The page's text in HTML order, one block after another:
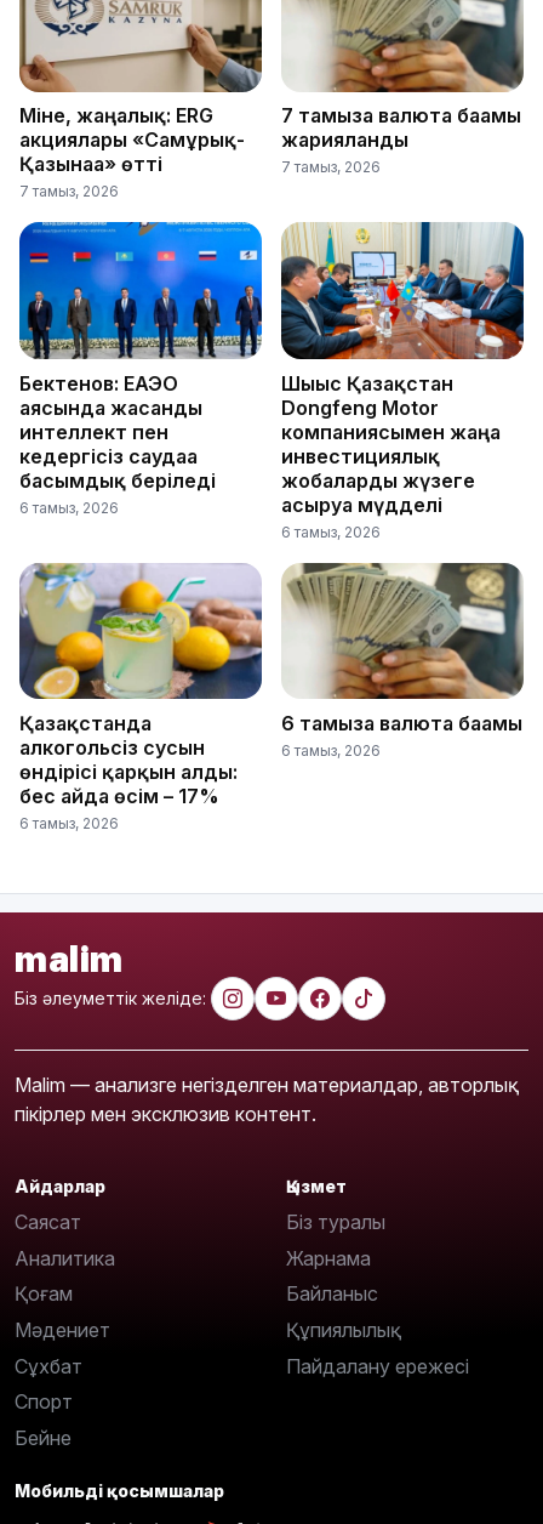
Міне, жаңалық: ERG
акциялары «Самұрық-
Қазынаға» өтті
7 тамыз, 2026
7 тамызға валюта бағамы
жарияланды
7 тамыз, 2026
Бектенов: ЕАЭО
аясында жасанды
интеллект пен
кедергісіз саудаға
басымдық беріледі
6 тамыз, 2026
Шығыс Қазақстан
Dongfeng Motor
компаниясымен жаңа
инвестициялық
жобаларды жүзеге
асыруға мүдделі
6 тамыз, 2026
Қазақстанда
алкогольсіз сусын
өндірісі қарқын алды:
бес айда өсім – 17%
6 тамыз, 2026
6 тамызға валюта бағамы
6 тамыз, 2026
malim
Біз әлеуметтік желіде:
Malim — анализге негізделген материалдар, авторлық
пікірлер мен эксклюзив контент.
Айдарлар
Саясат
Аналитика
Қоғам
Мәдениет
Сұхбат
Спорт
Бейне
Қызмет
Біз туралы
Жарнама
Байланыс
Құпиялылық
Пайдалану ережесі
Мобильді қосымшалар